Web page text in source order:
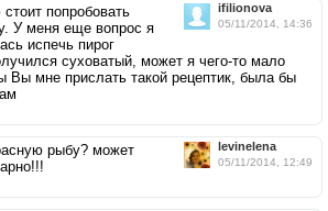
ifilionova
05/11/2014, 14:36
попробовать
У меня еще вопрос я
испечь пирог
суховатый, может я чего-то мало
Вы мне прислать такой рецептик, была бы
levinelena
05/11/2014, 12:49
рыбу? может